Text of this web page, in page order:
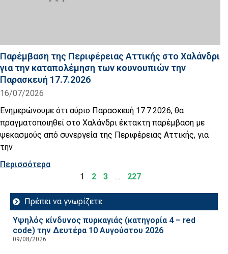
Παρέμβαση της Περιφέρειας Αττικής στο Χαλάνδρι
για την καταπολέμηση των κουνουπιών την
Παρασκευή 17.7.2026
16/07/2026
Ενημερώνουμε ότι αύριο Παρασκευή 17.7.2026, θα
πραγματοποιηθεί στο Χαλάνδρι έκτακτη παρέμβαση με
ψεκασμούς από συνεργεία της Περιφέρειας Αττικής, για
την
Περισσότερα
1
2 3 … 227
Πρέπει να γνωρίζετε
Υψηλός κίνδυνος πυρκαγιάς (κατηγορία 4 – red
code) την Δευτέρα 10 Αυγούστου 2026
09/08/2026